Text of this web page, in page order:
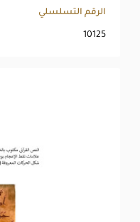
الرقم التسلسلي
10125